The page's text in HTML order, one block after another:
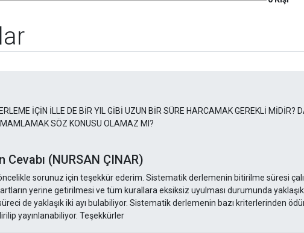
İÇİN İLLE DE BİR YIL GİBİ UZUN BİR SÜRE HARCAMAK GEREKLİ MİDİR?
SÖZ KONUSU OLAMAZ MI?
Cevabı (NURSAN ÇINAR)
sorunuz için teşekkür ederim. Sistematik derlemenin bitirilme süresi
yerine getirilmesi ve tüm kurallara eksiksiz uyulması durumunda
de yaklaşık iki ayı bulabiliyor. Sistematik derlemenin bazı kriterlerinden
yayınlanabiliyor. Teşekkürler